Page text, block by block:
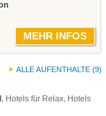
ALLE AUFENTHALTE (9)
, Hotels für Relax, Hotels